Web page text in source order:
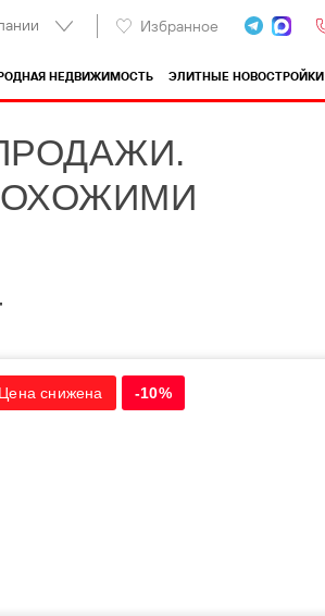
Избранное
НЕДВИЖИМОСТЬ ЭЛИТНЫЕ НОВОСТРОЙКИ
Цена снижена -10%